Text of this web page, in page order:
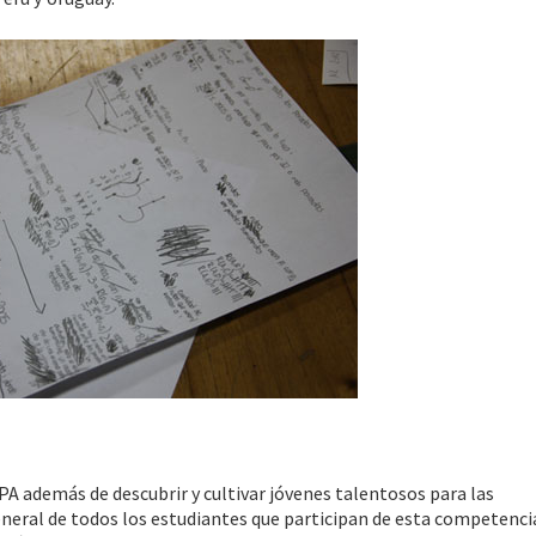
además de descubrir y cultivar jóvenes talentosos para las
de todos los estudiantes que participan de esta